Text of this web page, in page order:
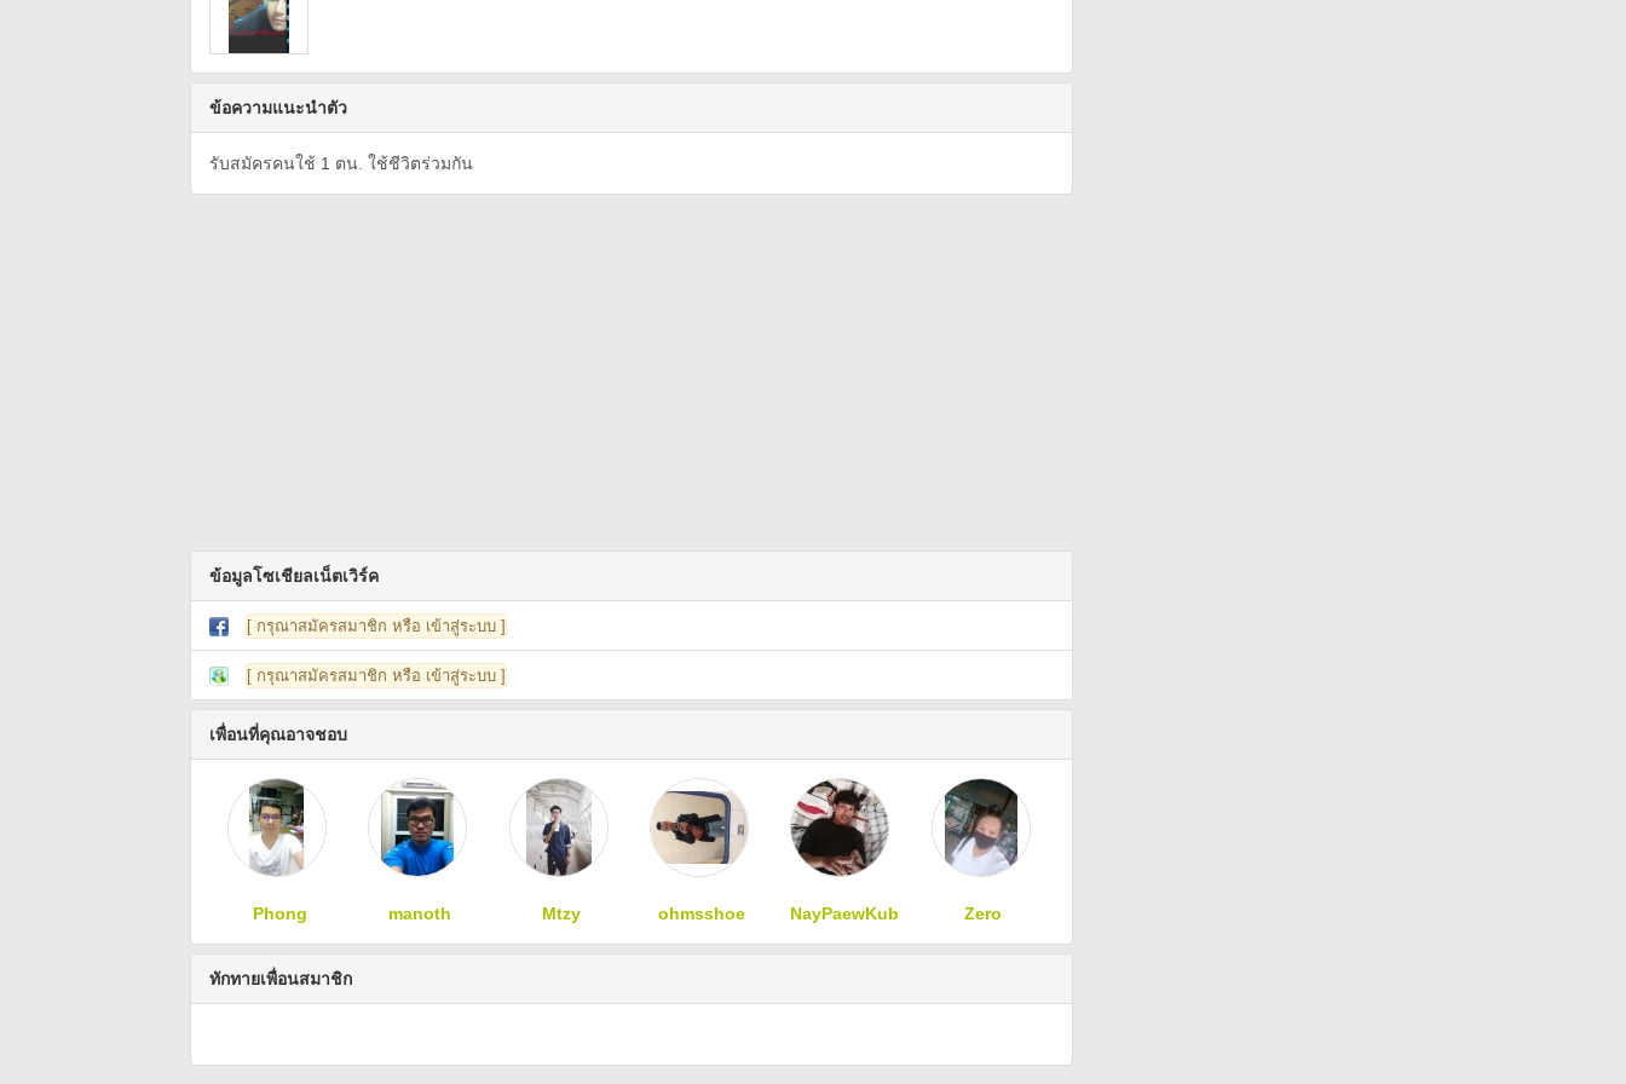
ข้อความแนะนำตัว
รับสมัครคนใช้ 1 ตน. ใช้ชีวิตร่วมกัน
ข้อมูลโซเชียลเน็ตเวิร์ค
[ กรุณาสมัครสมาชิก หรือ เข้าสู่ระบบ ]
[ กรุณาสมัครสมาชิก หรือ เข้าสู่ระบบ ]
เพื่อนที่คุณอาจชอบ
Phong manoth Mtzy ohmsshoe NayPaewKub Zero
ทักทายเพื่อนสมาชิก